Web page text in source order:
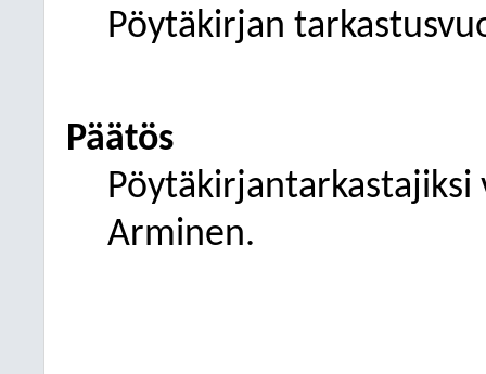
Pöytäkirjan
Päätös
Arminen.